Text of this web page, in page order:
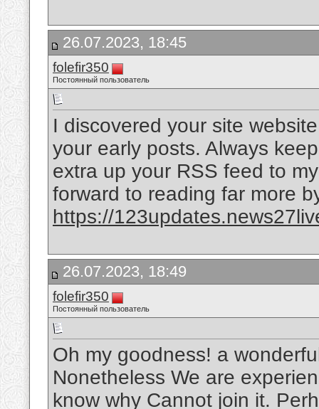
26.07.2023, 18:45
folefir350
Постоянный пользователь
I discovered your site
your early posts. Always
extra up your RSS feed to
forward to reading far more
https://
26.07.2023, 18:49
folefir350
Постоянный пользователь
Oh my goodness! a
Nonetheless We are
know why Cannot join it.